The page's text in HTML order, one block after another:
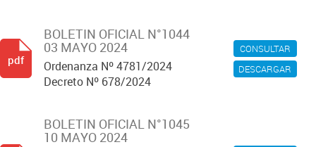
CONSULTAR
DESCARGAR
BOLETIN OFICIAL N°1044
03 MAYO 2024
Ordenanza Nº 4781/2024
Decreto Nº 678/2024
pdf
BOLETIN OFICIAL N°1045
10 MAYO 2024